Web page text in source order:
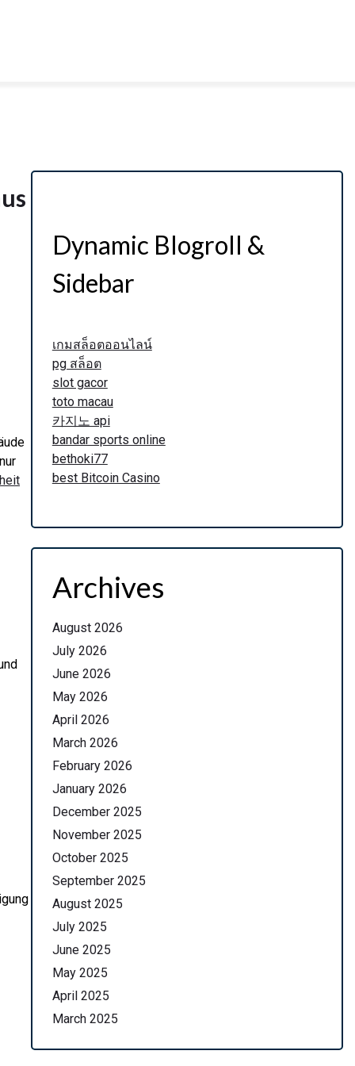
Dynamic Blogroll &
Sidebar
เกมสล็อตออนไลน์
pg สล็อต
slot gacor
toto macau
카지노 api
bandar sports online
bethoki77
best Bitcoin Casino
Archives
August 2026
July 2026
June 2026
May 2026
April 2026
March 2026
February 2026
January 2026
December 2025
November 2025
October 2025
September 2025
August 2025
July 2025
June 2025
May 2025
April 2025
March 2025